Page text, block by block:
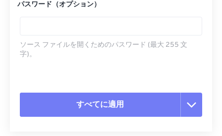
パスワード（オプション）
ソース ファイルを開くためのパスワード (最大 255 文
字)。
すべてに適用